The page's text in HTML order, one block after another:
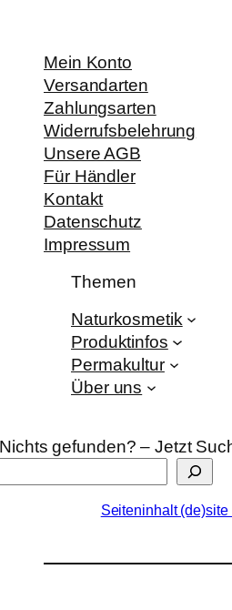
Mein Konto
Versandarten
Zahlungsarten
Widerrufsbelehrung
Unsere AGB
Für Händler
Kontakt
Datenschutz
Impressum
Themen
Naturkosmetik
Produktinfos
Permakultur
Über uns
Nichts gefunden? – Jetzt
Seiteninhalt (de)site